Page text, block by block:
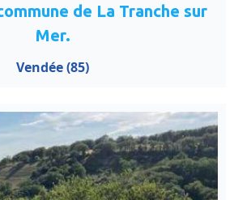
de La Tranche sur
Mer.
Vendée (85)